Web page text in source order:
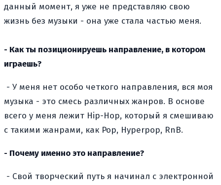
данный момент, я уже не представляю свою
жизнь без музыки - она уже стала частью меня.
- Как ты позиционируешь направление, в котором
играешь?
- У меня нет особо четкого направления, вся моя
музыка - это смесь различных жанров. В основе
всего у меня лежит Hip-Hop, который я смешиваю
с такими жанрами, как Pop, Hyperpop, RnB.
- Почему именно это направление?
- Свой творческий путь я начинал с электронной